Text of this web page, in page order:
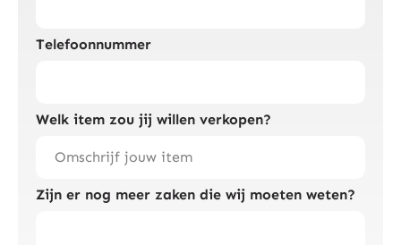
Telefoonnummer
Welk item zou jij willen verkopen?
Zijn er nog meer zaken die wij moeten weten?